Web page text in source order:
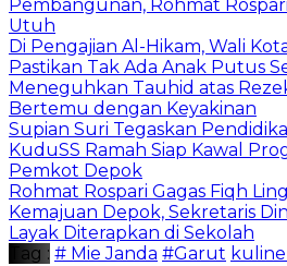
Pembangunan, Rohmat
Utuh
Di Pengajian Al-Hikam, Wali
Pastikan Tak Ada Anak Putus
Meneguhkan Tauhid atas
Bertemu dengan Keyakinan
Supian Suri Tegaskan
KuduSS Ramah Siap Kawal
Pemkot Depok
Rohmat Rospari Gagas Fiqh
Kemajuan Depok, Sekretaris
Layak Diterapkan di Sekolah
Tag : # Mie Janda #Garut